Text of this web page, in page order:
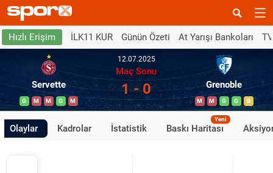
Hızlı Erişim İLK11 KUR Günün Özeti At Yarışı Bankoları
Servette
G M M G M
12.07.2025
Maç Sonu
1 - 0 Grenoble
M M G G B
Olaylar Kadrolar İstatistik Baskı Haritası
Yeni